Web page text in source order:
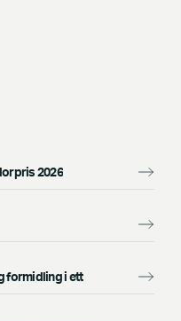
2026
formidling i ett